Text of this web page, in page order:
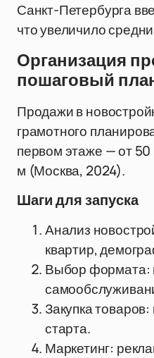
Санкт-Петербурга
что увеличило
Организация
пошаговый
Продажи в
грамотного
первом этаже — от
м (Москва, 2024).
Шаги для запуска
Анализ
квартир,
Выбор формата:
Закупка товаров:
старта.
Маркетинг: